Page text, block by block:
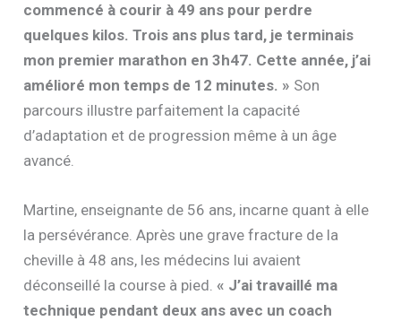
commencé à courir à 49 ans pour perdre
quelques kilos. Trois ans plus tard, je terminais
mon premier marathon en 3h47. Cette année, j’ai
amélioré mon temps de 12 minutes. » Son
parcours illustre parfaitement la capacité
d’adaptation et de progression même à un âge
avancé.
Martine, enseignante de 56 ans, incarne quant à elle
la persévérance. Après une grave fracture de la
cheville à 48 ans, les médecins lui avaient
déconseillé la course à pied.« J’ai travaillé ma
technique pendant deux ans avec un coach